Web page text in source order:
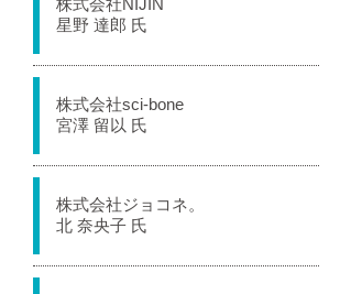
株式会社NIJIN
星野 達郎 氏
株式会社sci-bone
宮澤 留以 氏
株式会社ジョコネ。
北 奈央子 氏